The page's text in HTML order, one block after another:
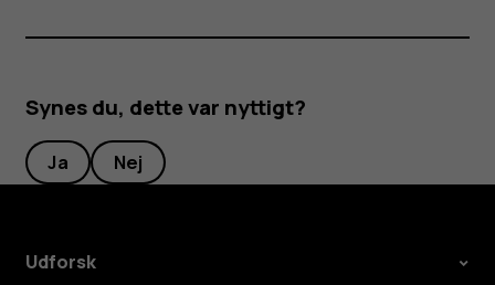
Synes du, dette var nyttigt?
Ja Nej
Udforsk